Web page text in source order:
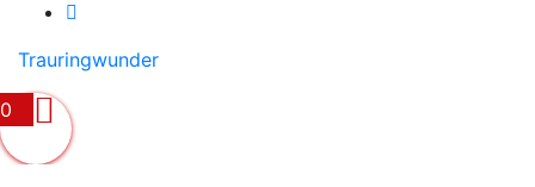
Trauringwunder
0